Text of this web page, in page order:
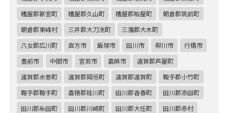
糟屋郡新宮町
糟屋郡久山町 糟屋郡粕屋町
朝倉郡筑前町
朝倉郡東峰村
三井郡大刀洗町
三潴郡大木町
八女郡広川町
直方市 飯塚市 田川市 柳川市
行橋市
豊前市
中間市 宮若市 嘉麻市
遠賀郡芦屋町
遠賀郡水巻町
遠賀郡岡垣町 遠賀郡遠賀町
鞍手郡小竹町
鞍手郡鞍手町
嘉穂郡桂川町 田川郡香春町
田川郡添田町
田川郡糸田町
田川郡川崎町 田川郡大任町
田川郡赤村